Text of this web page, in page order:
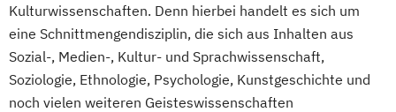
Kulturwissenschaften. Denn hierbei handelt es sich um
eine Schnittmengendisziplin, die sich aus Inhalten aus
Sozial-, Medien-, Kultur- und Sprachwissenschaft,
Soziologie, Ethnologie, Psychologie, Kunstgeschichte und
noch vielen weiteren Geisteswissenschaften